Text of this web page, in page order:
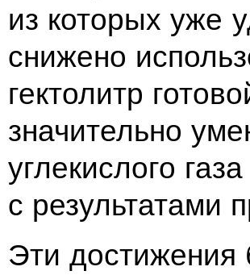
из которых уже
снижено
гектолитр
значительно
углекислого
с результатами
Эти